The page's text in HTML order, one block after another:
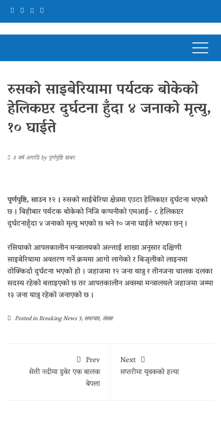
रुसको साइबेरियामा पर्यटक बोकेको
हेलिकप्टर दुर्घटना हुँदा ४ जनाको मृत्यु,
१० घाईते
३ वर्ष अगाडिbyपूर्णपुष्टि खबर
पूर्णपुष्टि, साउन १२ ।रुसको साईबेरिया क्षेत्रमा एउटा हेलिकप्टर दुर्घटना भएको
छ । बिहीबार पर्यटक बोकेको निजि कप्पनीको एमआई– ८ हेलिकप्टर
दुर्घटनाहुँदा ४ जनाको मृत्यु भएको छ भने १० जना घाईते भएका छन् ।
रसियाको आपतकालीन मन्त्रालयको अल्ताई शाखा अनुसार दक्षिणी
साइबेरियामा अवतरण गर्ने क्रममा आगो लागेको र बिजुलीको लाइनमा
ठोक्किदाँ दुर्घटना भएको हो । जहाजमा १२ जना यात्रु र तीनजना चालक दलका
सदस्य रहेको बताइएको छ तर आपतकालीन अवस्था मन्त्रालयले जहाजमा जम्मा
१३ जना यात्रु रहेको जनाएको छ ।
Posted inBreaking News 3,समाचार, संसार
Prev
सेती नदीमा डुबेर एक बालक
बेपत्ता
Next
सप्तरीमा युवकको हत्या